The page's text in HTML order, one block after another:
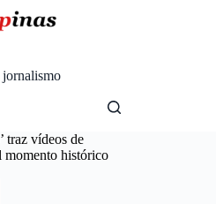
traz vídeos de
momento histórico